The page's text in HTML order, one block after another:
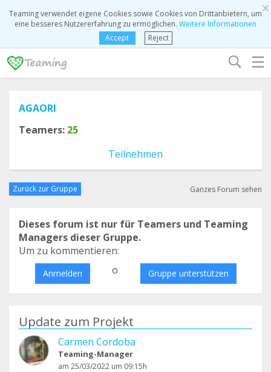
×
Teaming verwendet eigene Cookies sowie Cookies von Drittanbietern, um
eine besseres Nutzererfahrung zu ermöglichen. Weitere Informationen
Accept
Reject
☰
AGAORI
Teamers: 25
Teilnehmen
Zurück zur Gruppe Ganzes Forum sehen
Dieses forum ist nur für Teamers und Teaming
Managers dieser Gruppe.
Um zu kommentieren:
Anmelden o Gruppe unterstützen
Update zum Projekt
Carmen Cordoba
Teaming-Manager
am 25/03/2022 um 09:15h